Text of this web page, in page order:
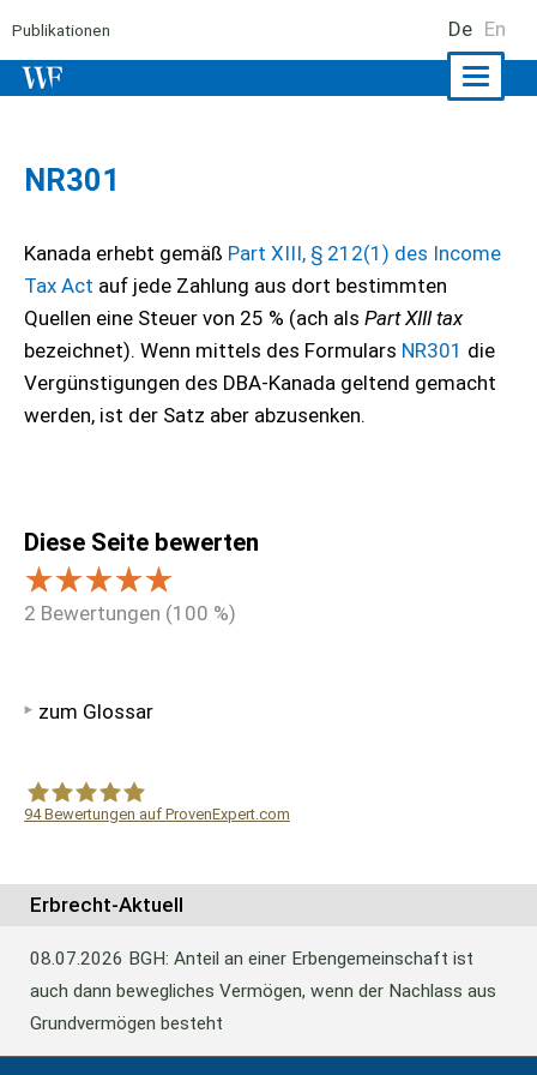
Publikationen De En
NR301
Kanada erhebt gemäß Part XIII, § 212(1) des Income
Tax Act auf jede Zahlung aus dort bestimmten
Quellen eine Steuer von 25 % (ach als Part XIII tax
bezeichnet). Wenn mittels des Formulars NR301 die
Vergünstigungen des DBA-Kanada geltend gemacht
werden, ist der Satz aber abzusenken.
Diese Seite bewerten
2 Bewertungen (100 %)
zum Glossar
94Bewertungen auf ProvenExpert.com
Erbrecht-Aktuell
08.07.2026 BGH: Anteil an einer Erbengemeinschaft ist
auch dann bewegliches Vermögen, wenn der Nachlass aus
Grundvermögen besteht